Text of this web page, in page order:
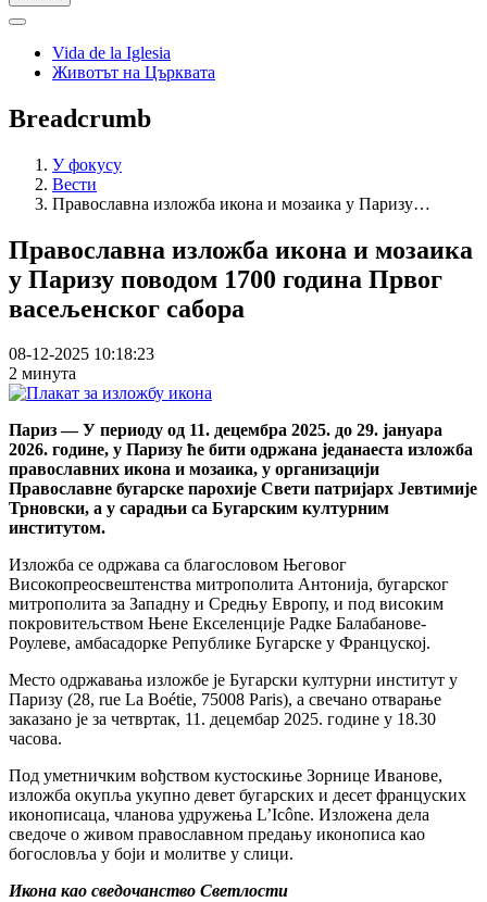
Vida de la Iglesia
Животът на Църквата
Breadcrumb
У фокусу
Вести
Православна изложба икона и мозаика у Паризу…
Православна изложба икона и мозаика
у Паризу поводом 1700 година Првог
васељенског сабора
08-12-2025 10:18:23
2 минута
Париз — У периоду од 11. децембра 2025. до 29. јануара
2026. године, у Паризу ће бити одржана једанаеста изложба
православних икона и мозаика, у организацији
Православне бугарске парохије Свети патријарх Јевтимије
Трновски, а у сарадњи са Бугарским културним
институтом.
Изложба се одржава са благословом Његовог
Високопреосвештенства митрополита Антонија, бугарског
митрополита за Западну и Средњу Европу, и под високим
покровитељством Њене Екселенције Радке Балабанове-
Роулеве, амбасадорке Републике Бугарске у Француској.
Место одржавања изложбе је Бугарски културни институт у
Паризу (28, rue La Boétie, 75008 Paris), а свечано отварање
заказано је за четвртак, 11. децембар 2025. године у 18.30
часова.
Под уметничким вођством кустоскиње Зорнице Иванове,
изложба окупља укупно девет бугарских и десет француских
иконописаца, чланова удружења L’Icône. Изложена дела
сведоче о живом православном предању иконописа као
богословља у боји и молитве у слици.
Икона као сведочанство Светлости